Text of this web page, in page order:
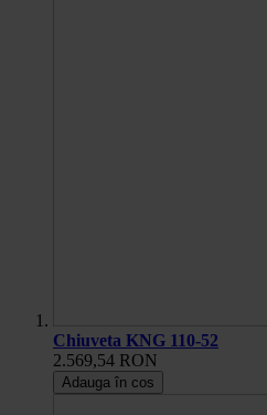
Chiuveta KNG 110-52
2.569,54 RON
Adauga în cos